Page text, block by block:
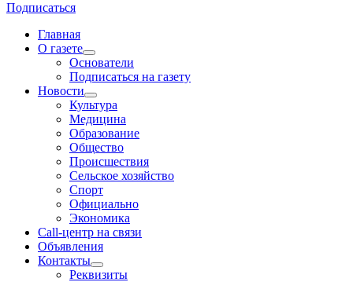
Подписаться
Главная
О газете
Основатели
Подписаться на газету
Новости
Культура
Медицина
Образование
Общество
Происшествия
Сельское хозяйство
Спорт
Официально
Экономика
Call-центр на связи
Объявления
Контакты
Реквизиты